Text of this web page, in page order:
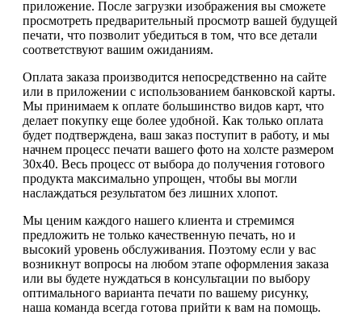
приложение. После загрузки изображения вы сможете
просмотреть предварительный просмотр вашей будущей
печати, что позволит убедиться в том, что все детали
соответствуют вашим ожиданиям.
Оплата заказа производится непосредственно на сайте
или в приложении с использованием банковской карты.
Мы принимаем к оплате большинство видов карт, что
делает покупку еще более удобной. Как только оплата
будет подтверждена, ваш заказ поступит в работу, и мы
начнем процесс печати вашего фото на холсте размером
30х40. Весь процесс от выбора до получения готового
продукта максимально упрощен, чтобы вы могли
наслаждаться результатом без лишних хлопот.
Мы ценим каждого нашего клиента и стремимся
предложить не только качественную печать, но и
высокий уровень обслуживания. Поэтому если у вас
возникнут вопросы на любом этапе оформления заказа
или вы будете нуждаться в консультации по выбору
оптимального варианта печати по вашему рисунку,
наша команда всегда готова прийти к вам на помощь.